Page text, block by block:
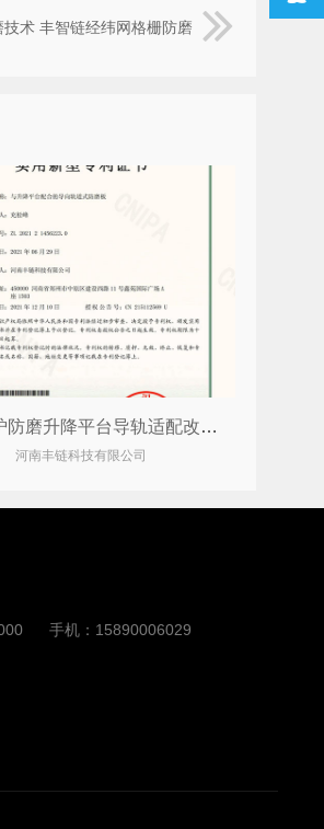
术 丰智链经纬网格栅防磨
丰链锅炉防磨升降平台导轨适配改造专利
河南丰链科技有限公司
手机：15890006029